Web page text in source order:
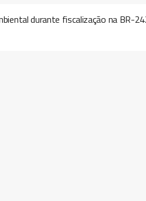
durante fiscalização na BR-